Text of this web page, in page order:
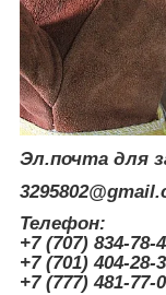
Эл.почта для
Телефон:
+7 (707) 834-78-
+7 (701) 404-28-
+7 (777) 481-77-